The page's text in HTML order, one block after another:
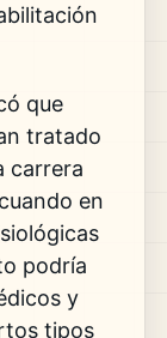
que
tratado
carrera
en
podría
y
tipos